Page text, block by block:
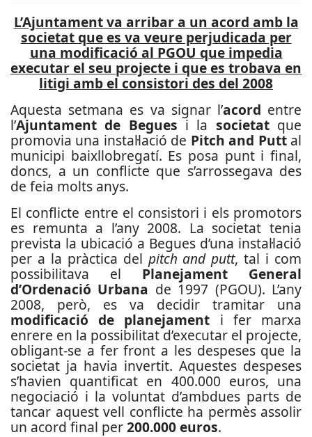
L’Ajuntament va arribar a un acord amb la
societat que es va veure perjudicada per
una modificació al PGOU que impedia
executar el seu projecte i que es trobava en
litigi amb el consistori des del 2008
Aquesta setmana es va signar l’acord entre
l’Ajuntament de Begues i la societat que
promovia una instal·lació de Pitch and Putt al
municipi baixllobregatí. Es posa punt i final,
doncs, a un conflicte que s’arrossegava des
de feia molts anys.
El conflicte entre el consistori i els promotors
es remunta a l’any 2008. La societat tenia
prevista la ubicació a Begues d’una instal·lació
per a la pràctica del pitch and putt, tal i com
possibilitava el Planejament General
d’Ordenació Urbana de 1997 (PGOU). L’any
2008, però, es va decidir tramitar una
modificació de planejament i fer marxa
enrere en la possibilitat d’executar el projecte,
obligant-se a fer front a les despeses que la
societat ja havia invertit. Aquestes despeses
s’havien quantificat en 400.000 euros, una
negociació i la voluntat d’ambdues parts de
tancar aquest vell conflicte ha permès assolir
un acord final per200.000 euros.